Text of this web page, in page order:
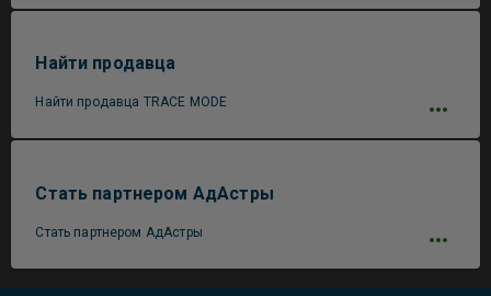
Найти продавца
Найти продавца TRACE MODE
Стать партнером АдАстры
Стать партнером АдАстры